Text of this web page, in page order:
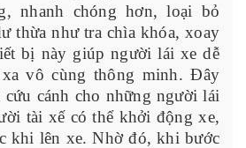
nhanh chóng hơn, loại bỏ
thừa như tra chìa khóa, xoay
bị này giúp người lái xe dễ
vô cùng thông minh. Đây
cánh cho những người lái
tài xế có thể khởi động xe,
khi lên xe. Nhờ đó, khi bước